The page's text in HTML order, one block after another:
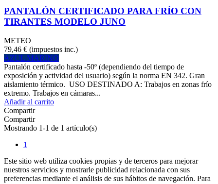
PANTALÓN CERTIFICADO PARA FRÍO CON
TIRANTES MODELO JUNO
METEO
79,46 € (impuestos inc.)
AZUL MARINO
Pantalón certificado hasta -50º (dependiendo del tiempo de
exposición y actividad del usuario) según la norma EN 342. Gran
aislamiento térmico. USO DESTINADO A: Trabajos en zonas frío
extremo. Trabajos en cámaras...
Añadir al carrito
Compartir
Compartir
Mostrando 1-1 de 1 artículo(s)
1
Este sitio web utiliza cookies propias y de terceros para mejorar
nuestros servicios y mostrarle publicidad relacionada con sus
preferencias mediante el análisis de sus hábitos de navegación. Para